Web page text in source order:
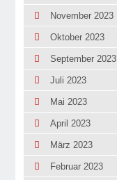
November 2023
Oktober 2023
September 2023
Juli 2023
Mai 2023
April 2023
März 2023
Februar 2023